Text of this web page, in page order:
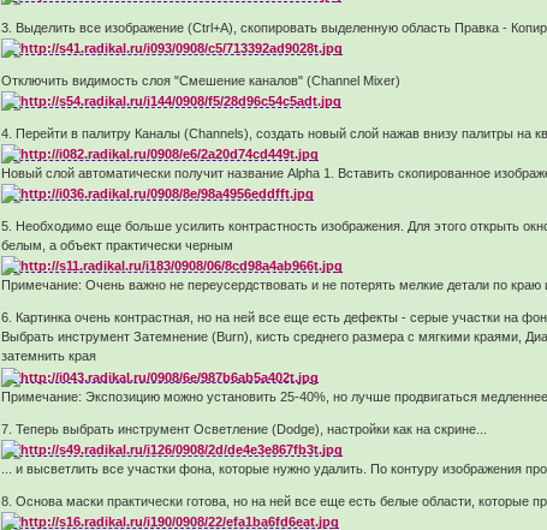
3. Выделить все изображение (Ctrl+A), скопировать выделенную область Правка -
Отключить видимость слоя "Смешение каналов" (Channel Mixer)
4. Перейти в палитру Каналы (Channels), создать новый слой нажав внизу палитры на
Новый слой автоматически получит название Alpha 1. Вставить скопированное
5. Необходимо еще больше усилить контрастность изображения. Для этого открыть
белым, а объект практически черным
Примечание: Очень важно не переусердствовать и не потерять мелкие детали по
6. Картинка очень контрастная, но на ней все еще есть дефекты - серые участки на
Выбрать инструмент Затемнение (Burn), кисть среднего размера с мягкими краями,
затемнить края
Примечание: Экспозицию можно установить 25-40%, но лучше продвигаться
7. Теперь выбрать инструмент Осветление (Dodge), настройки как на скрине...
... и высветлить все участки фона, которые нужно удалить. По контуру изображения
8. Основа маски практически готова, но на ней все еще есть белые области, которые